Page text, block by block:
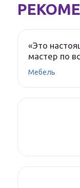
«Это
мастер по
Мебель